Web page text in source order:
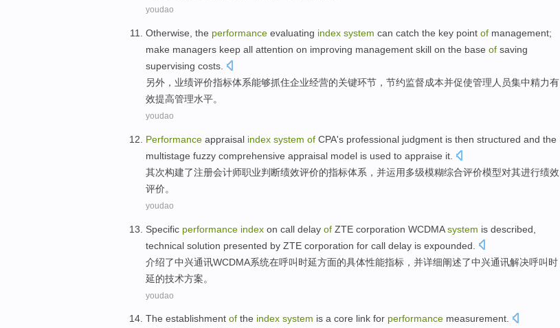
youdao
Otherwise , the performance evaluating index system can catch the key point of management;
make managers keep all attention on improving management skill on the base of saving
supervising costs
另外 ， 业绩评价指标体系能够抓住企业经营的关键环节 ， 节约监督成本并促使管理人员集中精力有
效提高管理水平。
youdao
Performance appraisal index system of CPA's professional judgment is then structured and the
multistage fuzzy comprehensive appraisal model is used to appraise it.
其次构建了注册会计师职业判断绩效评价的指标体系 ， 并运用多级模糊综合评价模型对其进行绩效
评价。
youdao
Specific performance index on call delay of ZTE corporation WCDMA system is described
technical solution presented by ZTE corporation for call delay is expounded
介绍了中兴通讯WCDMA系统在呼叫时延方面的具体性能指标 ，并详细阐述了中兴通讯解决呼叫时
延的技术方案。
youdao
The establishment of the index system is a core link for performance measurement.